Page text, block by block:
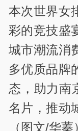
本次世界女
彩的竞技盛
城市潮流消
多优质品牌
态，助力南
名片，推动
（图文/华蓁